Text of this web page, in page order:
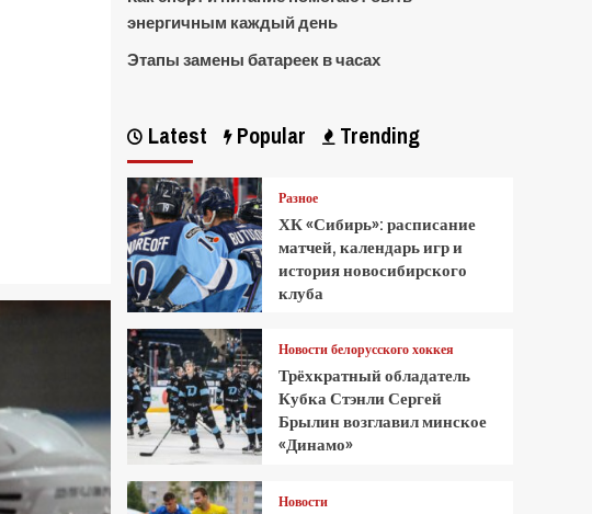
энергичным каждый день
Этапы замены батареек в часах
Latest Popular Trending
Разное
ХК «Сибирь»: расписание
матчей, календарь игр и
история новосибирского
клуба
Новости белорусского хоккея
Трёхкратный обладатель
Кубка Стэнли Сергей
Брылин возглавил минское
«Динамо»
Новости